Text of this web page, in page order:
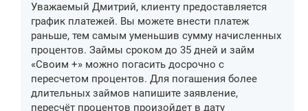
Уважаемый Дмитрий, клиенту предоставляется
график платежей. Вы можете внести платеж
раньше, тем самым уменьшив сумму начисленных
процентов. Займы сроком до 35 дней и займ
«Своим +» можно погасить досрочно с
пересчетом процентов. Для погашения более
длительных займов напишите заявление,
пересчёт процентов произойдет в дату